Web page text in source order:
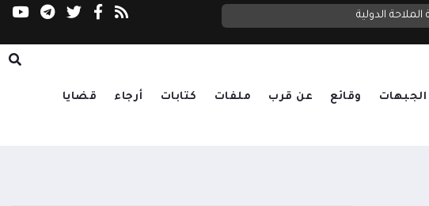
الدولية
الجبهات وقائع عن قرب ملفات كتابات أرجاء قضايا